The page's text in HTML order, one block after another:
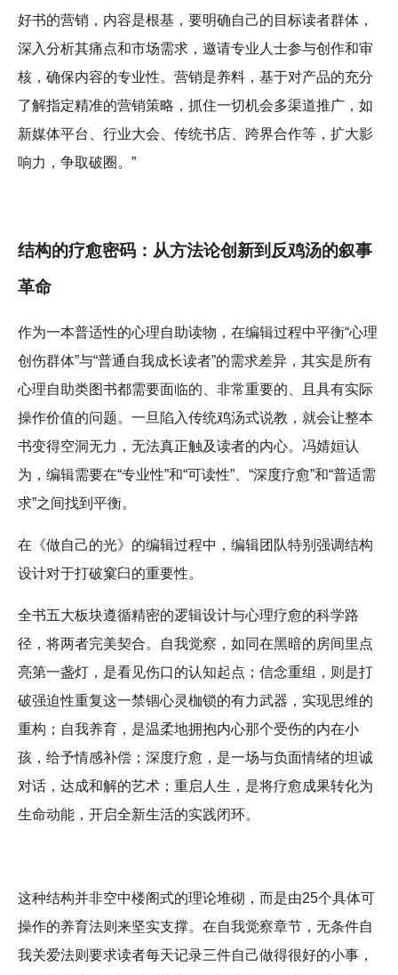
好书的营销，内容是根基，要明确自己的目标读者群体，
深入分析其痛点和市场需求，邀请专业人士参与创作和审
核，确保内容的专业性。营销是养料，基于对产品的充分
了解指定精准的营销策略，抓住一切机会多渠道推广，如
新媒体平台、行业大会、传统书店、跨界合作等，扩大影
响力，争取破圈。”
结构的疗愈密码：从方法论创新到反鸡汤的叙事
革命
作为一本普适性的心理自助读物，在编辑过程中平衡“心理
创伤群体”与“普通自我成长读者”的需求差异，其实是所有
心理自助类图书都需要面临的、非常重要的、且具有实际
操作价值的问题。一旦陷入传统鸡汤式说教，就会让整本
书变得空洞无力，无法真正触及读者的内心。冯婧姮认
为，编辑需要在“专业性”和“可读性”、“深度疗愈”和“普适需
求”之间找到平衡。
在《做自己的光》的编辑过程中，编辑团队特别强调结构
设计对于打破窠臼的重要性。
全书五大板块遵循精密的逻辑设计与心理疗愈的科学路
径，将两者完美契合。自我觉察，如同在黑暗的房间里点
亮第一盏灯，是看见伤口的认知起点；信念重组，则是打
破强迫性重复这一禁锢心灵枷锁的有力武器，实现思维的
重构；自我养育，是温柔地拥抱内心那个受伤的内在小
孩，给予情感补偿；深度疗愈，是一场与负面情绪的坦诚
对话，达成和解的艺术；重启人生，是将疗愈成果转化为
生命动能，开启全新生活的实践闭环。
这种结构并非空中楼阁式的理论堆砌，而是由25个具体可
操作的养育法则来坚实支撑。在自我觉察章节，无条件自
我关爱法则要求读者每天记录三件自己做得很好的小事，